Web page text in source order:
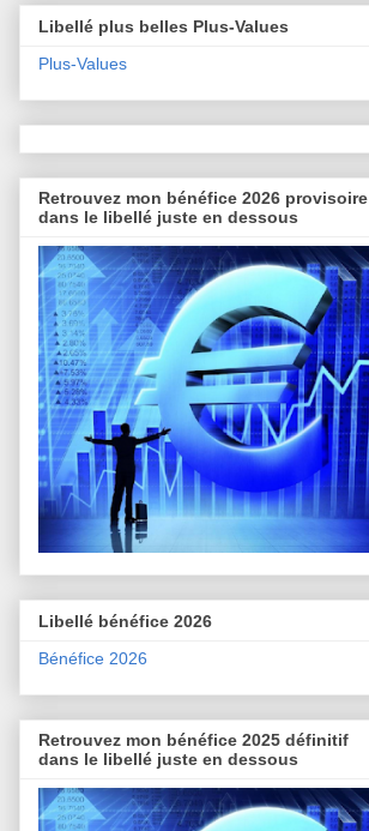
Libellé plus belles Plus-Values
Plus-Values
Retrouvez mon bénéfice 2026 provisoire
dans le libellé juste en dessous
Libellé bénéfice 2026
Bénéfice 2026
Retrouvez mon bénéfice 2025 définitif
dans le libellé juste en dessous